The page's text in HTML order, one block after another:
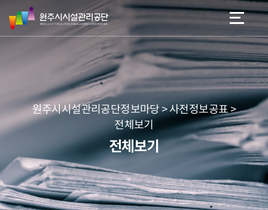
네
본문 바로가기
메뉴 바로가기
원
주
시
리
공
단
원주시시설관리공단정보마당 > 사전정보공표 >
전체보기
전체보기